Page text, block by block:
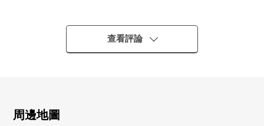
0 旭化成住宅舊施工的輕量鐵骨造
0 光照、通風關於全居室2面采光良好
0 在2025年11月，翻新，完成
・洗臉室(盥洗台，供洗衣使用的栓，配電板)
查看評論
周邊地圖